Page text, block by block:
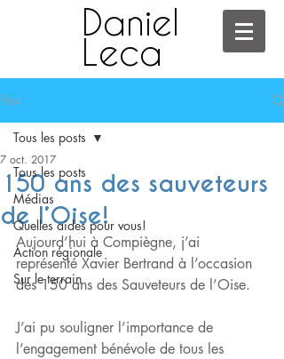
Daniel
Leca
Post
Tous les posts
Médias
Quelles aides pour vous!
Action régionale
Sur le terrain
Tous les posts
150 ans des sauveteurs
de l’Oise!
7 oct. 2017
Aujourd’hui à Compiègne, j’ai
représenté Xavier Bertrand à l’occasion
des 150 ans des Sauveteurs de l’Oise.
J’ai pu souligner l’importance de
l’engagement bénévole de tous les